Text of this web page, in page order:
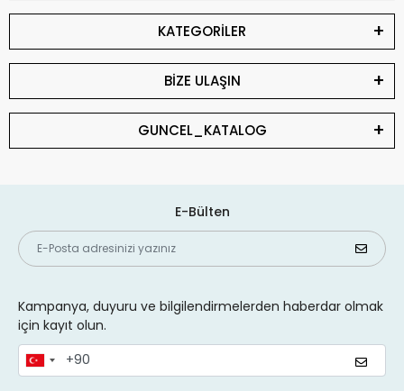
KATEGORİLER
BİZE ULAŞIN
GUNCEL_KATALOG
E-Bülten
Kampanya, duyuru ve bilgilendirmelerden haberdar olmak
için kayıt olun.